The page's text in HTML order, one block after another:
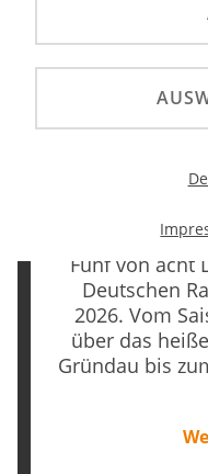
Fünf Läufe,
Fünf von acht
Deutschen
2026. Vom
über das
Gründau bis
Notwendige Cookies
einer Website. Sie
machen, indem sie
ermöglichen. Ohne
richtig funktionieren.